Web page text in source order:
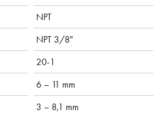
NPT
NPT 3/8"
20-1
6 – 11 mm
3 – 8,1 mm